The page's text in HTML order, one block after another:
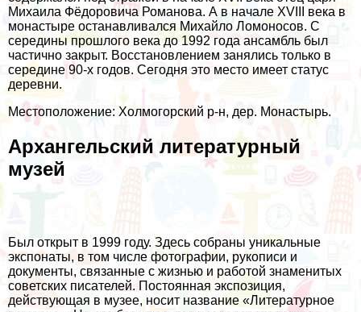
Михаила Фёдоровича Романова. А в начале XVIII века в
монастыре останавливался Михайло Ломоносов. С
середины прошлого века до 1992 года ансамбль был
частично закрыт. Восстановлением занялись только в
середине 90-х годов. Сегодня это место имеет статус
деревни.
Местоположение: Холмогорский р-н, дер. Монастырь.
Архангельский литературный
музей
Был открыт в 1999 году. Здесь собраны уникальные
экспонаты, в том числе фотографии, рукописи и
документы, связанные с жизнью и работой знаменитых
советских писателей. Постоянная экспозиция,
действующая в музее, носит название «Литературное